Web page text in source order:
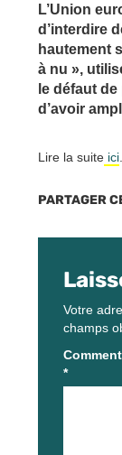
L’Union
d’interdire
hautement
à nu »,
le défaut
d’avoir
Lire la suite ici
PARTAGER
Votre
champs
*